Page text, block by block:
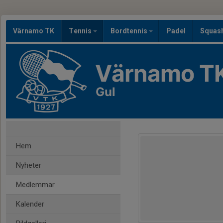
Värnamo TK Tennis Bordtennis Padel
Värnamo
Gul
Hem
Nyheter
Medlemmar
Kalender